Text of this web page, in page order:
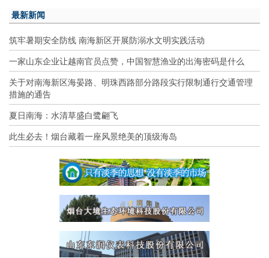
最新新闻
筑牢暑期安全防线 南海新区开展防溺水文明实践活动
一家山东企业让越南官员点赞，中国智慧渔业的出海密码是什么
关于对南海新区海晏路、明珠西路部分路段实行限制通行交通管理
措施的通告
夏日南海：水清草盛白鹭翩飞
此生必去！烟台藏着一座风景绝美的顶级海岛